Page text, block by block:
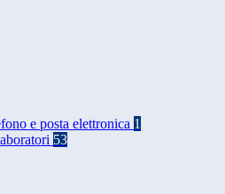
e posta elettronica 1
53